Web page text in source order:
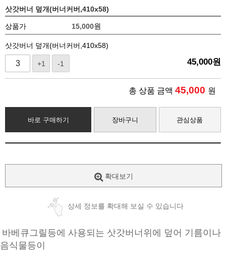
삿갓버너 덮개(버너커버,410x58)
상품가 15,000원
삿갓버너 덮개(버너커버,410x58)
+1 -1 45,000원
총 상품 금액 45,000 원
바로 구매하기 장바구니 관심상품
확대보기
상세 정보를 확대해 보실 수 있습니다
바베큐그릴등에 사용되는 삿갓버너위에 덮어 기름이나
음식물등이